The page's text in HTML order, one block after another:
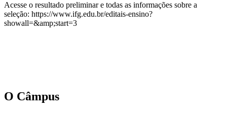
Acesse o resultado preliminar e todas as informações sobre a
seleção: https://www.ifg.edu.br/editais-ensino?
showall=&amp;start=3
O Câmpus